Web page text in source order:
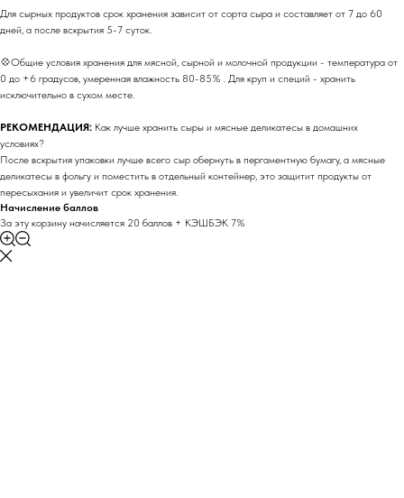
Для сырных продуктов срок хранения зависит от сорта сыра и составляет от 7 до 60
дней, а после вскрытия 5-7 суток.
💠Общие условия хранения для мясной, сырной и молочной продукции - температура от
0 до +6 градусов, умеренная влажность 80-85% . Для круп и специй - хранить
исключительно в сухом месте.
РЕКОМЕНДАЦИЯ: Как лучше хранить сыры и мясные деликатесы в домашних
условиях?
После вскрытия упаковки лучше всего сыр обернуть в пергаментную бумагу, а мясные
деликатесы в фольгу и поместить в отдельный контейнер, это защитит продукты от
пересыхания и увеличит срок хранения.
Начисление баллов
За эту корзину начисляется 20 баллов + КЭШБЭК 7%